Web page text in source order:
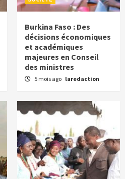
Burkina Faso : Des
décisions économiques
et académiques
majeures en Conseil
des ministres
5 mois ago laredaction